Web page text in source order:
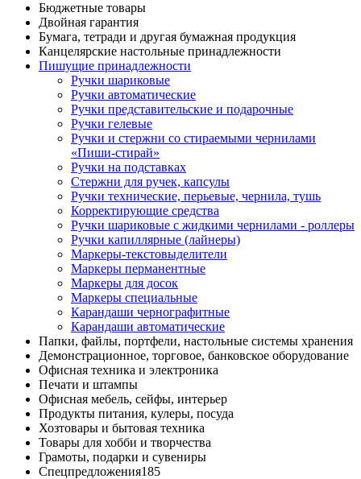
Бюджетные товары
Двойная гарантия
Бумага, тетради и другая бумажная продукция
Канцелярские настольные принадлежности
Пишущие принадлежности
Ручки шариковые
Ручки автоматические
Ручки представительские и подарочные
Ручки гелевые
Ручки и стержни со стираемыми чернилами
«Пиши-стирай»
Ручки на подставках
Стержни для ручек, капсулы
Ручки технические, перьевые, чернила, тушь
Корректирующие средства
Ручки шариковые с жидкими чернилами - роллеры
Ручки капиллярные (лайнеры)
Маркеры-текстовыделители
Маркеры перманентные
Маркеры для досок
Маркеры специальные
Карандаши чернографитные
Карандаши автоматические
Папки, файлы, портфели, настольные системы хранения
Демонстрационное, торговое, банковское оборудование
Офисная техника и электроника
Печати и штампы
Офисная мебель, сейфы, интерьер
Продукты питания, кулеры, посуда
Хозтовары и бытовая техника
Товары для хобби и творчества
Грамоты, подарки и сувениры
Спецпредложения185